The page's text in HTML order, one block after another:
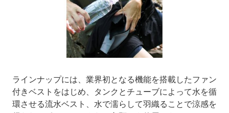
ラインナップには、業界初となる機能を搭載したファン
付きベストをはじめ、タンクとチューブによって水を循
環させる流水ベスト、水で濡らして羽織ることで涼感を